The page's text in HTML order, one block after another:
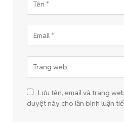
Lưu tên, email và trang
duyệt này cho lần bình luận